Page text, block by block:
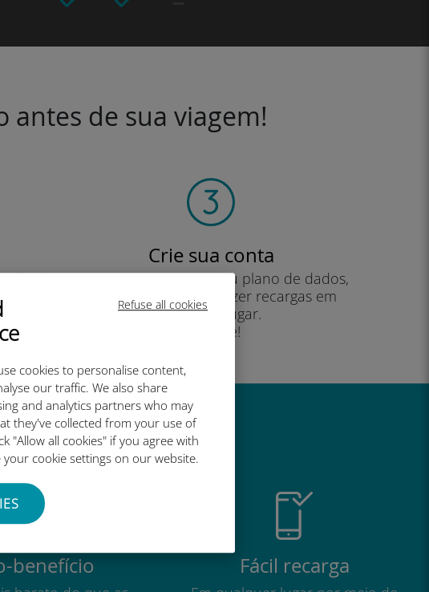
Refuse all cookies
cookies to personalise content,
our traffic. We also share
and analytics partners who may
they've collected from your use of
"Allow all cookies" if you agree with
cookie settings on our website.
antes de sua viagem!
Ubigi
Crie sua conta
para começar a usar seu plano de dados,
verificar seu saldo e fazer recargas em
qualquer lugar.
Desfrute!
é tão bom
benefício Fácil recarga